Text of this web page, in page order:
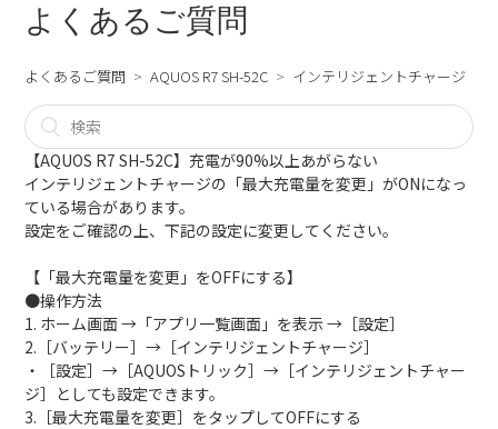
よくあるご質問
よくあるご質問 AQUOS R7 SH-52C インテリジェントチャージ
【AQUOS R7 SH-52C】充電が90%以上あがらない
インテリジェントチャージの「最大充電量を変更」がONになっ
ている場合があります。
設定をご確認の上、下記の設定に変更してください。
【「最大充電量を変更」をOFFにする】
●操作方法
1. ホーム画面 →「アプリ一覧画面」を表示 →［設定］
2.［バッテリー］→［インテリジェントチャージ］
・［設定］→［AQUOSトリック］→［インテリジェントチャー
ジ］としても設定できます。
3.［最大充電量を変更］をタップしてOFFにする